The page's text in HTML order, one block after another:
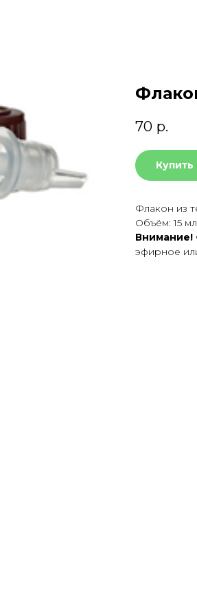
70 р.
Купить
Флакон из
Объём: 15
Внимание!
эфирное